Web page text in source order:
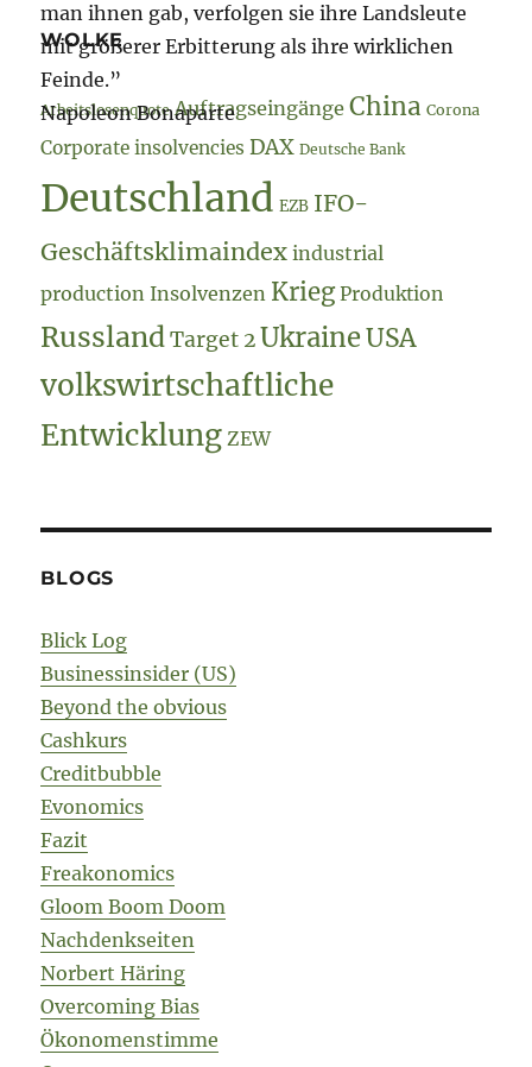
man ihnen gab, verfolgen sie ihre Landsleute
mit größerer Erbitterung als ihre wirklichen
Feinde.”
Napoleon Bonaparte
WOLKE
Arbeitslosenquote Auftragseingänge China Corona
Corporate insolvencies DAX Deutsche Bank
Deutschland EZB IFO-
Geschäftsklimaindex industrial
production Insolvenzen Krieg Produktion
Russland Target 2 Ukraine USA
volkswirtschaftliche
Entwicklung ZEW
BLOGS
Blick Log
Businessinsider (US)
Beyond the obvious
Cashkurs
Creditbubble
Evonomics
Fazit
Freakonomics
Gloom Boom Doom
Nachdenkseiten
Norbert Häring
Overcoming Bias
Ökonomenstimme